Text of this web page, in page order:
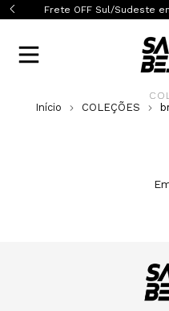
Frete OFF Sul/Sudeste
Início COLEÇÕES